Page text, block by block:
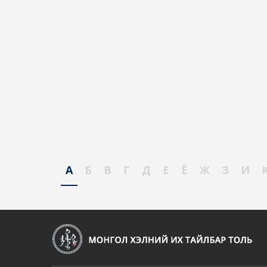
А Б В Г Д Е Ё Ж З И